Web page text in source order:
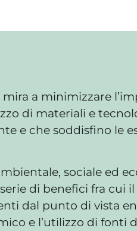
a minimizzare
di materiali e
e che soddisfino le
sociale ed
di benefici fra cui
dal punto di vista
e l’utilizzo di fonti